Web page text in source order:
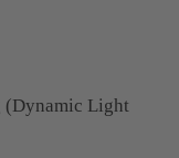
(Dynamic Light